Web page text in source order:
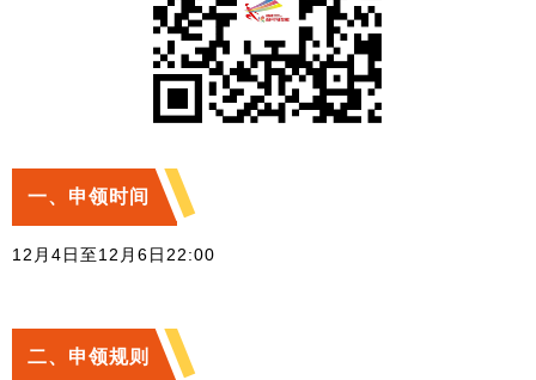
一、申领时间
12月4日至12月6日22:00
二、申领规则